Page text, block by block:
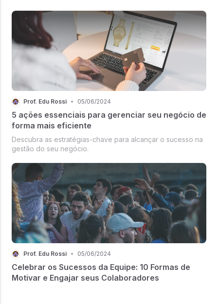
Prof. Edu Rossi • 05/06/2024
5 ações essenciais para gerenciar seu negócio de
forma mais eficiente
Descubra as estratégias-chave para alcançar o sucesso na
gestão do seu negócio.
Prof. Edu Rossi • 05/06/2024
Celebrar os Sucessos da Equipe: 10 Formas de
Motivar e Engajar seus Colaboradores